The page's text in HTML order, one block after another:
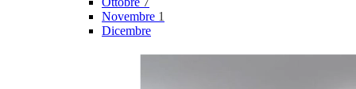
Novembre 1
Dicembre